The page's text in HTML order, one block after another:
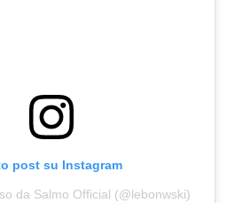
post su Instagram
da Salmo Official (@lebonwski)